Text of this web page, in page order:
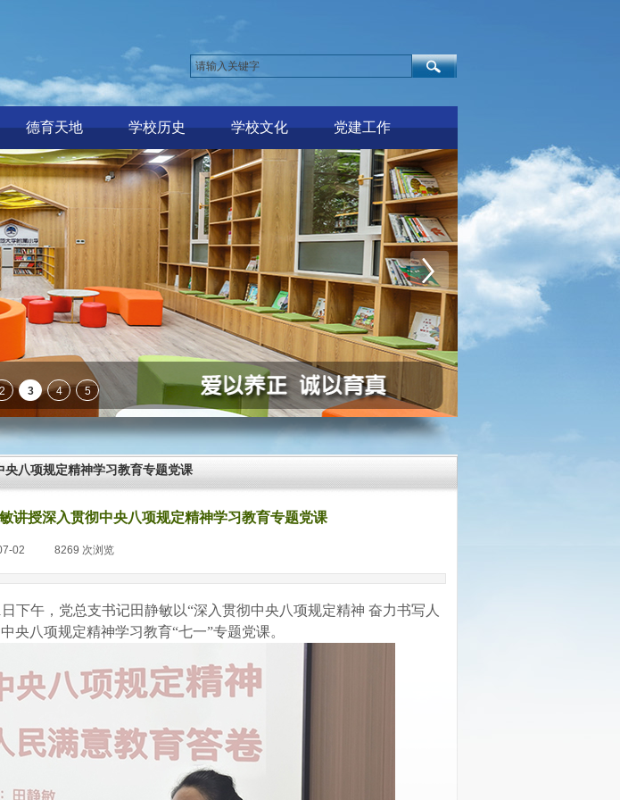
德育天地 学校历史 学校文化 党建工作
八项规定精神学习教育专题党课
讲授深入贯彻中央八项规定精神学习教育专题党课
02 8269 次浏览
日下午， 党总支书记田静敏 以“深入贯彻中央八项规定精神 奋力书写人
央八项规定精神学习教育“七一”专题党课。